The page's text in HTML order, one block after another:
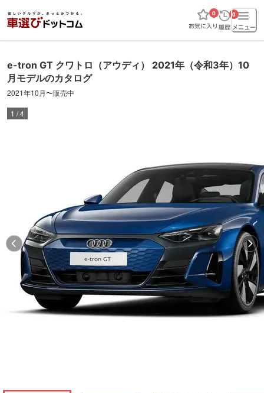
0 0
e-tron GT クワトロ （アウディ）
2021年（令和3年）10
月 モデルのカタログ
2021年10月〜販売中
1 /4